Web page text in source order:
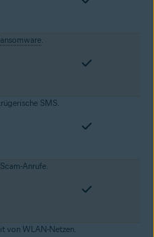
.
SMS.
Anrufe.
von WLAN-Netzen.